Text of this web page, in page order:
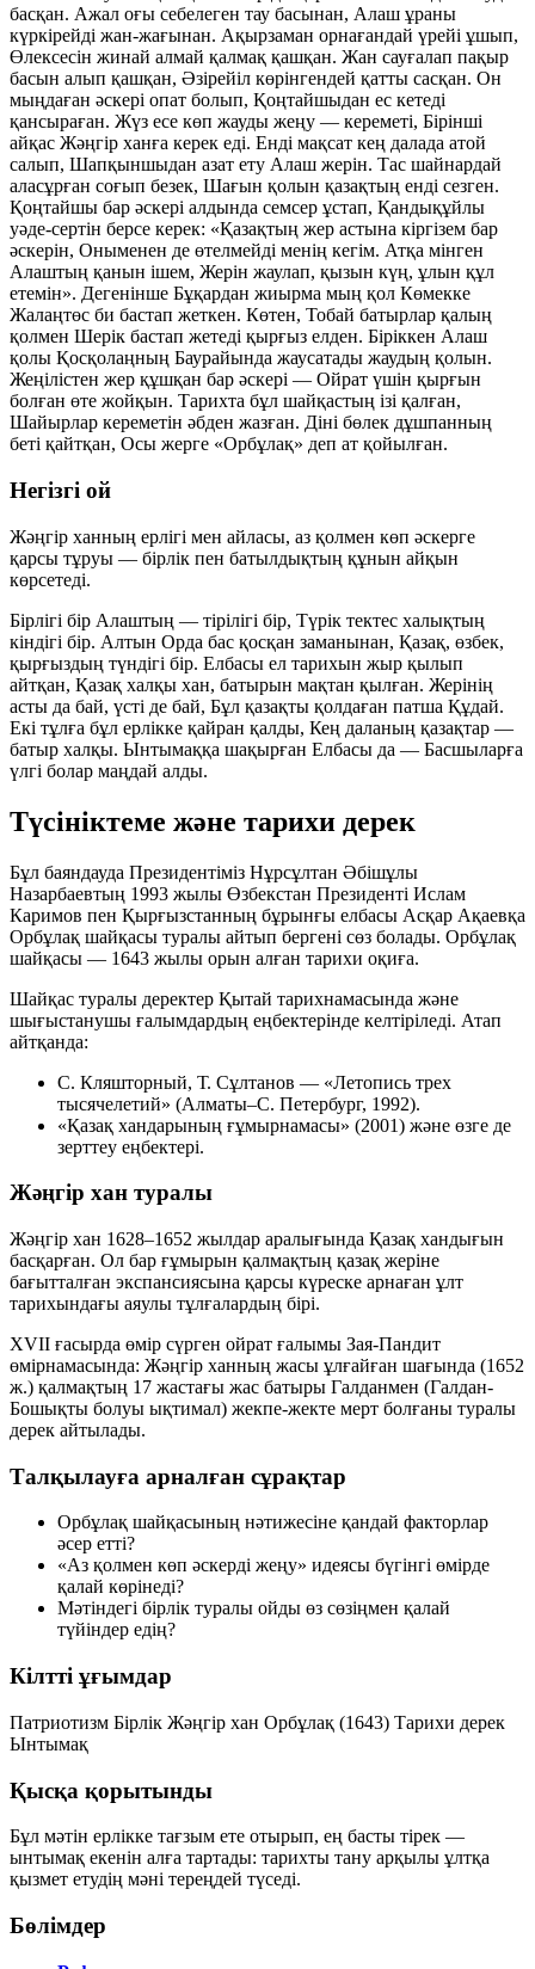
басқан. Ажал оғы себелеген тау басынан, Алаш ұраны
күркірейді жан-жағынан. Ақырзаман орнағандай үрейі ұшып,
Өлексесін жинай алмай қалмақ қашқан. Жан сауғалап пақыр
басын алып қашқан, Әзірейіл көрінгендей қатты сасқан. Он
мыңдаған әскері опат болып, Қоңтайшыдан ес кетеді
қансыраған. Жүз есе көп жауды жеңу — кереметі, Бірінші
айқас Жәңгір ханға керек еді. Енді мақсат кең далада атой
салып, Шапқыншыдан азат ету Алаш жерін. Тас шайнардай
аласұрған соғып безек, Шағын қолын қазақтың енді сезген.
Қоңтайшы бар әскері алдында семсер ұстап, Қандықұйлы
уәде-сертін берсе керек: «Қазақтың жер астына кіргізем бар
әскерін, Оныменен де өтелмейді менің кегім. Атқа мінген
Алаштың қанын ішем, Жерін жаулап, қызын күң, ұлын құл
етемін». Дегенінше Бұқардан жиырма мың қол Көмекке
Жалаңтөс би бастап жеткен. Көтен, Тобай батырлар қалың
қолмен Шерік бастап жетеді қырғыз елден. Біріккен Алаш
қолы Қосқолаңның Баурайында жаусатады жаудың қолын.
Жеңілістен жер құшқан бар әскері — Ойрат үшін қырғын
болған өте жойқын. Тарихта бұл шайқастың ізі қалған,
Шайырлар кереметін әбден жазған. Діні бөлек дұшпанның
беті қайтқан, Осы жерге «Орбұлақ» деп ат қойылған.
Негізгі ой
Жәңгір ханның ерлігі мен айласы, аз қолмен көп әскерге
қарсы тұруы — бірлік пен батылдықтың құнын айқын
көрсетеді.
Бірлігі бір Алаштың — тірілігі бір, Түрік тектес халықтың
кіндігі бір. Алтын Орда бас қосқан заманынан, Қазақ, өзбек,
қырғыздың түндігі бір. Елбасы ел тарихын жыр қылып
айтқан, Қазақ халқы хан, батырын мақтан қылған. Жерінің
асты да бай, үсті де бай, Бұл қазақты қолдаған патша Құдай.
Екі тұлға бұл ерлікке қайран қалды, Кең даланың қазақтар —
батыр халқы. Ынтымаққа шақырған Елбасы да — Басшыларға
үлгі болар маңдай алды.
Түсініктеме және тарихи дерек
Бұл баяндауда Президентіміз Нұрсұлтан Әбішұлы
Назарбаевтың 1993 жылы Өзбекстан Президенті Ислам
Каримов пен Қырғызстанның бұрынғы елбасы Асқар Ақаевқа
Орбұлақ шайқасы туралы айтып бергені сөз болады. Орбұлақ
шайқасы — 1643 жылы орын алған тарихи оқиға.
Шайқас туралы деректер Қытай тарихнамасында және
шығыстанушы ғалымдардың еңбектерінде келтіріледі. Атап
айтқанда:
С. Кляшторный, Т. Сұлтанов — «Летопись трех
тысячелетий» (Алматы–С. Петербург, 1992).
«Қазақ хандарының ғұмырнамасы» (2001) және өзге де
зерттеу еңбектері.
Жәңгір хан туралы
Жәңгір хан 1628–1652 жылдар аралығында Қазақ хандығын
басқарған. Ол бар ғұмырын қалмақтың қазақ жеріне
бағытталған экспансиясына қарсы күреске арнаған ұлт
тарихындағы аяулы тұлғалардың бірі.
ХVII ғасырда өмір сүрген ойрат ғалымы Зая-Пандит
өмірнамасында: Жәңгір ханның жасы ұлғайған шағында (1652
ж.) қалмақтың 17 жастағы жас батыры Галданмен (Галдан-
Бошықты болуы ықтимал) жекпе-жекте мерт болғаны туралы
дерек айтылады.
Талқылауға арналған сұрақтар
Орбұлақ шайқасының нәтижесіне қандай факторлар
әсер етті?
«Аз қолмен көп әскерді жеңу» идеясы бүгінгі өмірде
қалай көрінеді?
Мәтіндегі бірлік туралы ойды өз сөзіңмен қалай
түйіндер едің?
Кілтті ұғымдар
Патриотизм Бірлік Жәңгір хан Орбұлақ (1643) Тарихи дерек
Ынтымақ
Қысқа қорытынды
Бұл мәтін ерлікке тағзым ете отырып, ең басты тірек —
ынтымақ екенін алға тартады: тарихты тану арқылы ұлтқа
қызмет етудің мәні тереңдей түседі.
Бөлімдер